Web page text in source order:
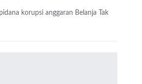
korupsi anggaran Belanja Tak